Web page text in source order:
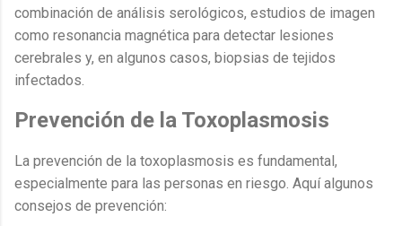
combinación de análisis serológicos, estudios de imagen
como resonancia magnética para detectar lesiones
cerebrales y, en algunos casos, biopsias de tejidos
infectados.
Prevención de la Toxoplasmosis
La prevención de la toxoplasmosis es fundamental,
especialmente para las personas en riesgo. Aquí algunos
consejos de prevención: